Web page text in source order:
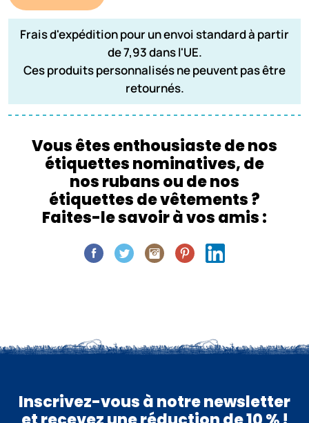
Frais d'expédition pour un envoi standard à partir
de 7,93 dans l'UE.
Ces produits personnalisés ne peuvent pas être
retournés.
Vous êtes enthousiaste de nos
étiquettes nominatives, de
nos rubans ou de nos
étiquettes de vêtements ?
Faites-le savoir à vos amis :
Inscrivez-vous à notre newsletter